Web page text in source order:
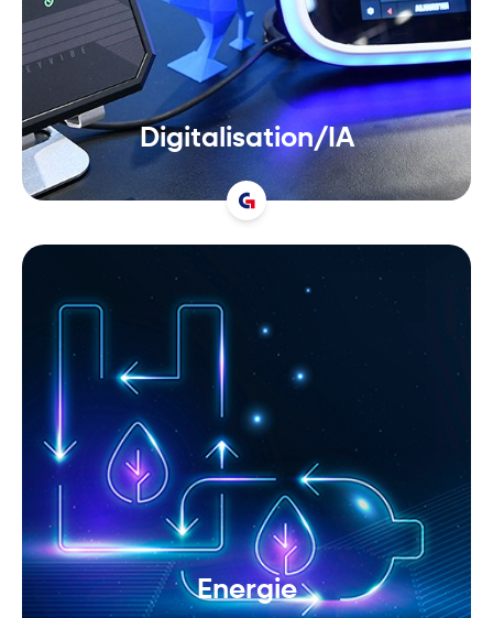
Digitalisation/IA
Energie